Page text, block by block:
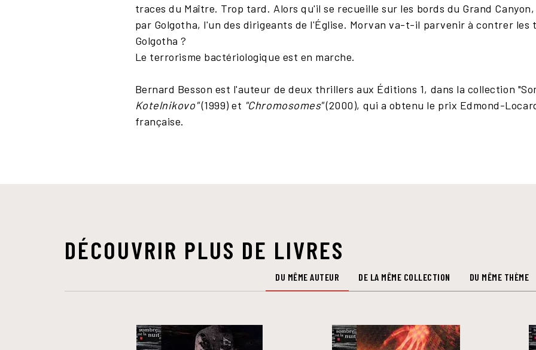
traces du Maître. Trop tard. Alors qu'il se recueille sur les bords du Grand
par Golgotha, l'un des dirigeants de l'Église. Morvan va-t-il parvenir à contrer les
Golgotha ?
Le terrorisme bactériologique est en marche.
Bernard Besson est l'auteur de deux thrillers aux Éditions 1, dans la collection
Kotelnikovo"(1999) et "Chromosomes"(2000), qui a obtenu le prix Edmond-
française.
DÉCOUVRIR PLUS DE LIVRES
DU MÊME AUTEUR DE LA MÊME COLLECTION DU MÊME THÈME